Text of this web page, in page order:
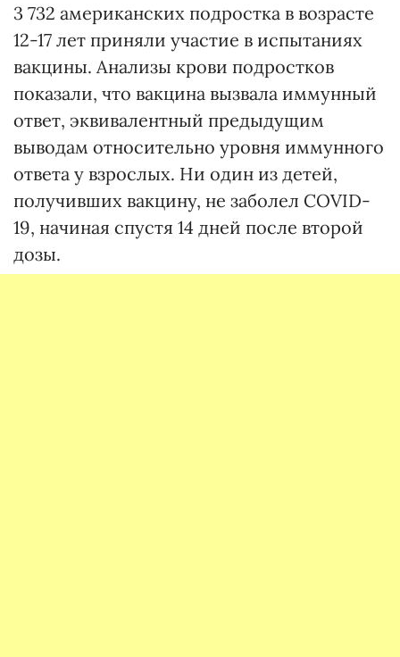
3 732 американских подростка в возрасте
12-17 лет приняли участие в испытаниях
вакцины. Анализы крови подростков
показали, что вакцина вызвала иммунный
ответ, эквивалентный предыдущим
выводам относительно уровня иммунного
ответа у взрослых. Ни один из детей,
получивших вакцину, не заболел COVID-
19, начиная спустя 14 дней после второй
дозы.